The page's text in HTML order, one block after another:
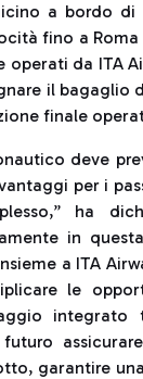
a bordo di
fino a
da ITA
il bagaglio
finale
deve
per i
ha
in
a ITA
le
integrato
garantire